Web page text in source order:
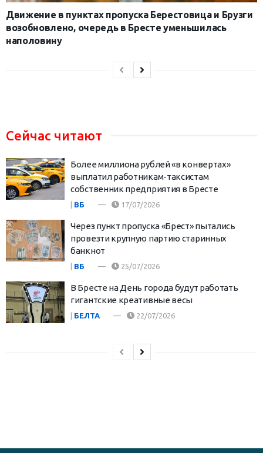
Движение в пунктах пропуска Берестовица и Брузги
возобновлено, очередь в Бресте уменьшилась
наполовину
Сейчас читают
Более миллиона рублей «в конвертах»
выплатил работникам-таксистам
собственник предприятия в Бресте
| ВБ 17/07/2026
Через пункт пропуска «Брест» пытались
провезти крупную партию старинных
банкнот
| ВБ 25/07/2026
В Бресте на День города будут работать
гигантские креативные весы
| БЕЛТА 22/07/2026